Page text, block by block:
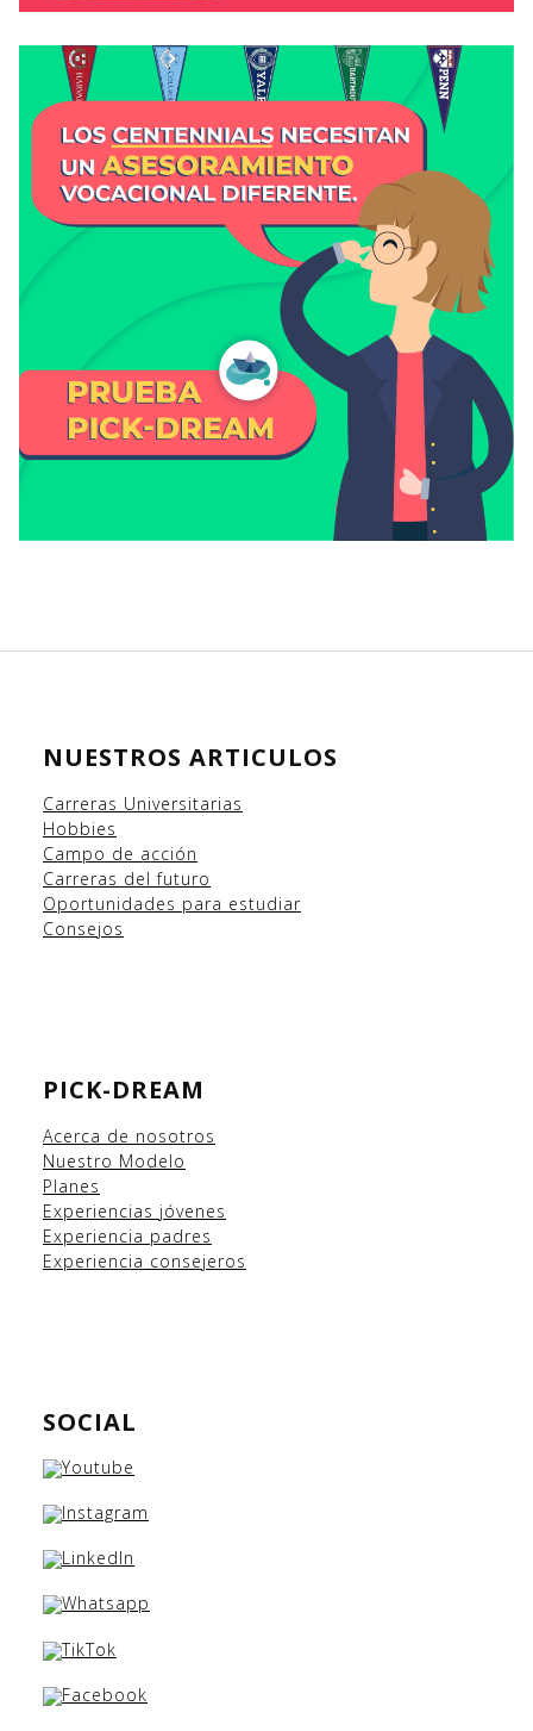
NUESTROS ARTICULOS
Carreras Universitarias
Hobbies
Campo de acción
Carreras del futuro
Oportunidades para estudiar
Consejos
PICK-DREAM
Acerca de nosotros
Nuestro Modelo
Planes
Experiencias jóvenes
Experiencia padres
Experiencia consejeros
SOCIAL